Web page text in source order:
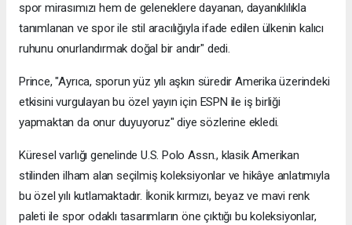
spor mirasımızı hem de geleneklere dayanan, dayanıklılıkla
tanımlanan ve spor ile stil aracılığıyla ifade edilen ülkenin kalıcı
ruhunu onurlandırmak doğal bir andır" dedi.
Prince, "Ayrıca, sporun yüz yılı aşkın süredir Amerika üzerindeki
etkisini vurgulayan bu özel yayın için ESPN ile iş birliği
yapmaktan da onur duyuyoruz" diye sözlerine ekledi.
Küresel varlığı genelinde U.S. Polo Assn., klasik Amerikan
stilinden ilham alan seçilmiş koleksiyonlar ve hikâye anlatımıyla
bu özel yılı kutlamaktadır. İkonik kırmızı, beyaz ve mavi renk
paleti ile spor odaklı tasarımların öne çıktığı bu koleksiyonlar,